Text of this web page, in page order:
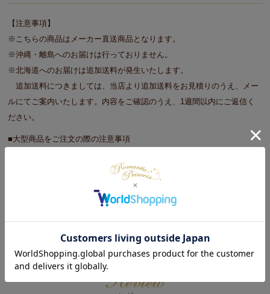
【注意事項】
※こちらの商品はメーカー直送商品となります。
※沖縄・離島へのお届けは行っておりません。
※北海道へのお届けは追加送料が発生いたします。
追加送料につきましては、当店より追加送料をお見積りのうえ、メー
ルにてご案内いたします。内容をご確認のうえ、1週間以内にご返信く
ださい。
■大型商品をご注文の際の注意事項
※重機やクレーンを使っての搬入は承っておりません。
※搬入ができずに返品となる場合は、往復運賃を請求する場合がござい
※日時指定不可